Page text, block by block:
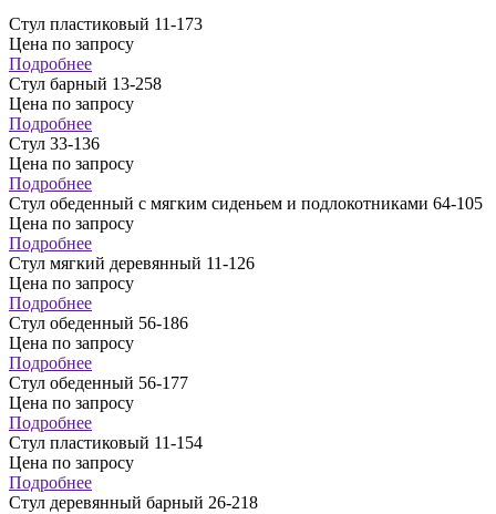
Стул пластиковый 11-173
Цена по запросу
Подробнее
Стул барный 13-258
Цена по запросу
Подробнее
Стул 33-136
Цена по запросу
Подробнее
Стул обеденный с мягким сиденьем и подлокотниками 64-105
Цена по запросу
Подробнее
Стул мягкий деревянный 11-126
Цена по запросу
Подробнее
Стул обеденный 56-186
Цена по запросу
Подробнее
Стул обеденный 56-177
Цена по запросу
Подробнее
Стул пластиковый 11-154
Цена по запросу
Подробнее
Стул деревянный барный 26-218